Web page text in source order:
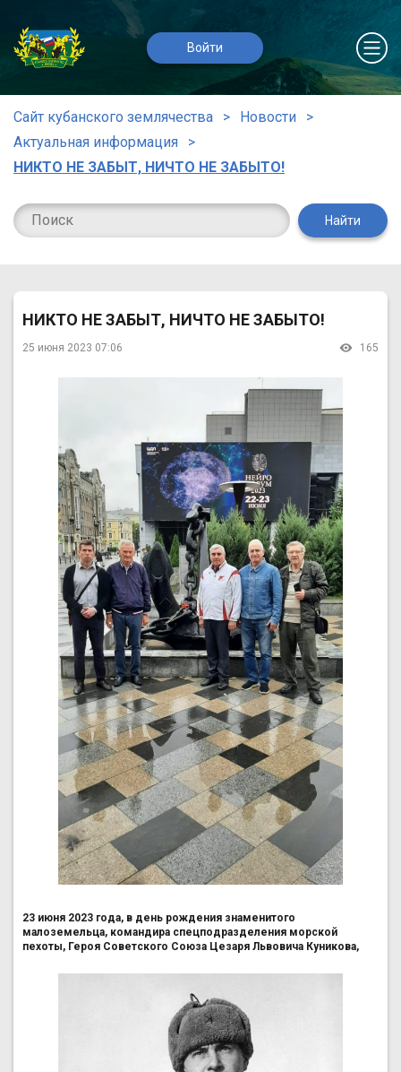
Войти
Сайт кубанского землячества
Новости
Актуальная информация
НИКТО НЕ ЗАБЫТ, НИЧТО НЕ ЗАБЫТО!
Найти
НИКТО НЕ ЗАБЫТ, НИЧТО НЕ ЗАБЫТО!
25 июня 2023 07:06 165
23 июня 2023 года, в день рождения знаменитого
малоземельца, командира спецподразделения морской
пехоты, Героя Советского Союза Цезаря Львовича Куникова,